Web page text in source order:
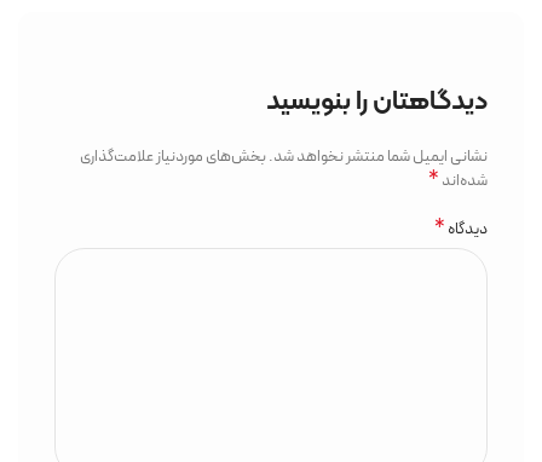
دیدگاهتان را بنویسید
نشانی ایمیل شما منتشر نخواهد شد.بخش‌های موردنیاز علامت‌گذاری
شده‌اند *
دیدگاه *